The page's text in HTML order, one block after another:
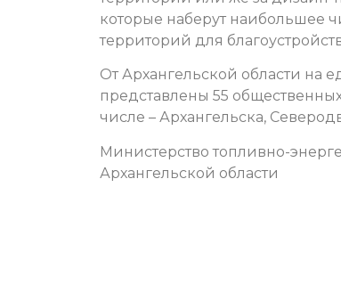
которые наберут наибольшее
территорий для
От Архангельской области на
представлены 55
числе – Архангельска,
Министерство топливно-
Архангельской области